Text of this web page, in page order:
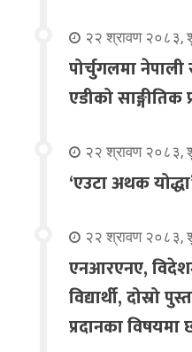
२२ श्रावण २०८३,
पोर्चुगलमा
एडीको साङ्गीतिक
२२ श्रावण २०८३,
‘एउटा अथक
२२ श्रावण २०८३,
एनआरएनए,
विद्यार्थी, दोस्रो
प्रदानका